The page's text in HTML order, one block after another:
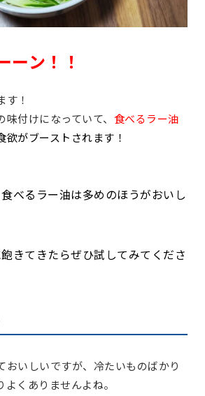
ーン！！
す！
付けになっていて、 食べるラー油
欲がブーストされます！
べるラー油は多めのほうがおいし
きてきたらぜひ試してみてくださ
おいしいですが、冷たいものばかり
くありませんよね。